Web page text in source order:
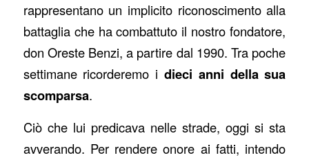
rappresentano un implicito riconoscimento alla
battaglia che ha combattuto il nostro fondatore,
don Oreste Benzi, a partire dal 1990. Tra poche
settimane ricorderemo i dieci anni della sua
scomparsa.
Ciò che lui predicava nelle strade, oggi si sta
avverando. Per rendere onore ai fatti, intendo